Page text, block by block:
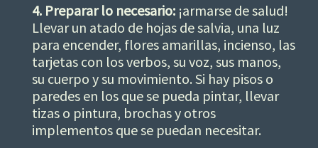
4. Preparar lo necesario:¡armarse de salud!
Llevar un atado de hojas de salvia, una luz
para encender, flores amarillas, incienso, las
tarjetas con los verbos, su voz, sus manos,
su cuerpo y su movimiento. Si hay pisos o
paredes en los que se pueda pintar, llevar
tizas o pintura, brochas y otros
implementos que se puedan necesitar.